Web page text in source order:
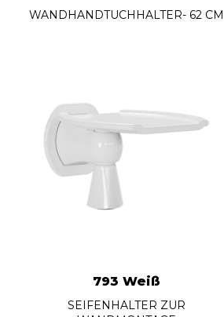
WANDHANDTUCHHALTER- 62 CM
793 Weiß
SEIFENHALTER ZUR